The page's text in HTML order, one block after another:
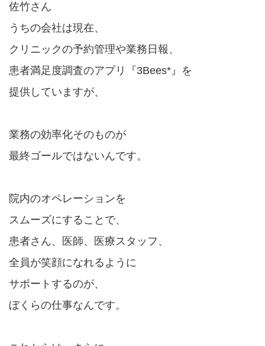
佐竹さん
うちの会社は現在、
クリニックの予約管理や業務日報、
患者満足度調査のアプリ『3Bees*』を
提供していますが、
業務の効率化そのものが
最終ゴールではないんです。
院内のオペレーションを
スムーズにすることで、
患者さん、医師、医療スタッフ、
全員が笑顔になれるように
サポートするのが、
ぼくらの仕事なんです。